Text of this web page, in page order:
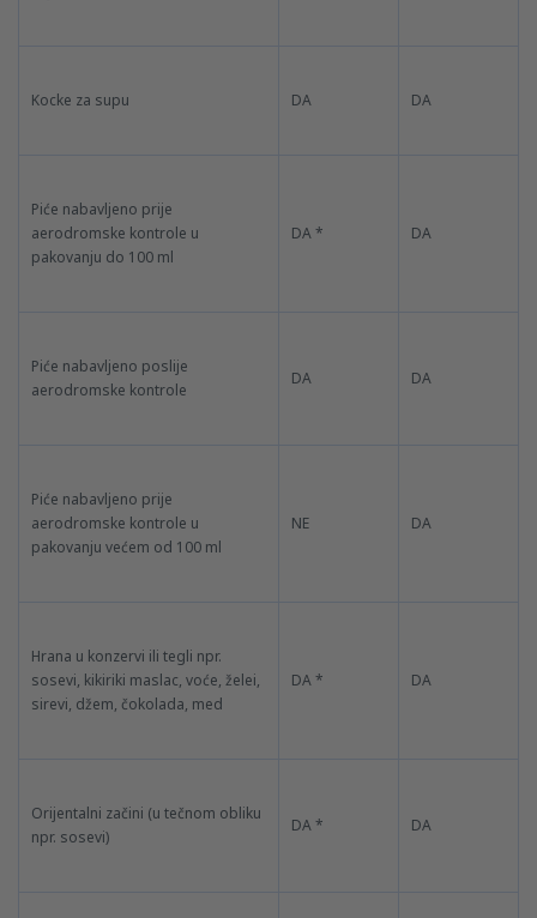
Kocke za supu DA DA
Piće nabavljeno prije
aerodromske kontrole u
pakovanju do 100 ml
DA * DA
Piće nabavljeno poslije
aerodromske kontrole
DA DA
Piće nabavljeno prije
aerodromske kontrole u
pakovanju većem od 100 ml
NE DA
Hrana u konzervi ili tegli npr.
sosevi, kikiriki maslac, voće, želei,
sirevi, džem, čokolada, med
DA * DA
Orijentalni začini (u tečnom obliku
npr. sosevi)
DA * DA